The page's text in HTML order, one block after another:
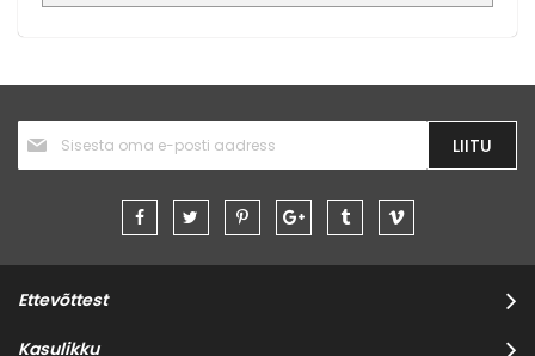
uudiskirjaga:
LIITU
Ettevõttest
Kasulikku